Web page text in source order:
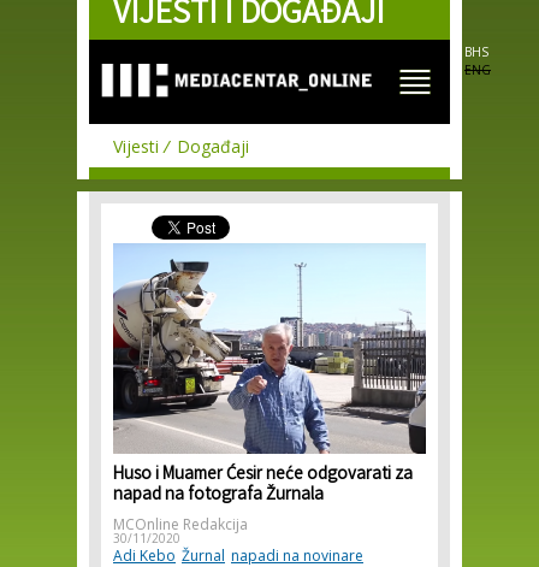
Skip to
main
VIJESTI I DOGAĐAJI
BHS
ENG
Vijesti Događaji
Huso i Muamer Ćesir neće odgovarati za
napad na fotografa Žurnala
MCOnline Redakcija
30/11/2020
Adi Kebo Žurnal napadi na novinare